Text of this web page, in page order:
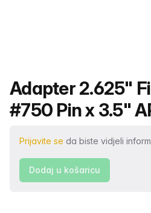
Naziv
Adapter 2.625"
#750 Pin x 3.5"
Prijavite se da biste vidjeli
Dodaj u košaricu